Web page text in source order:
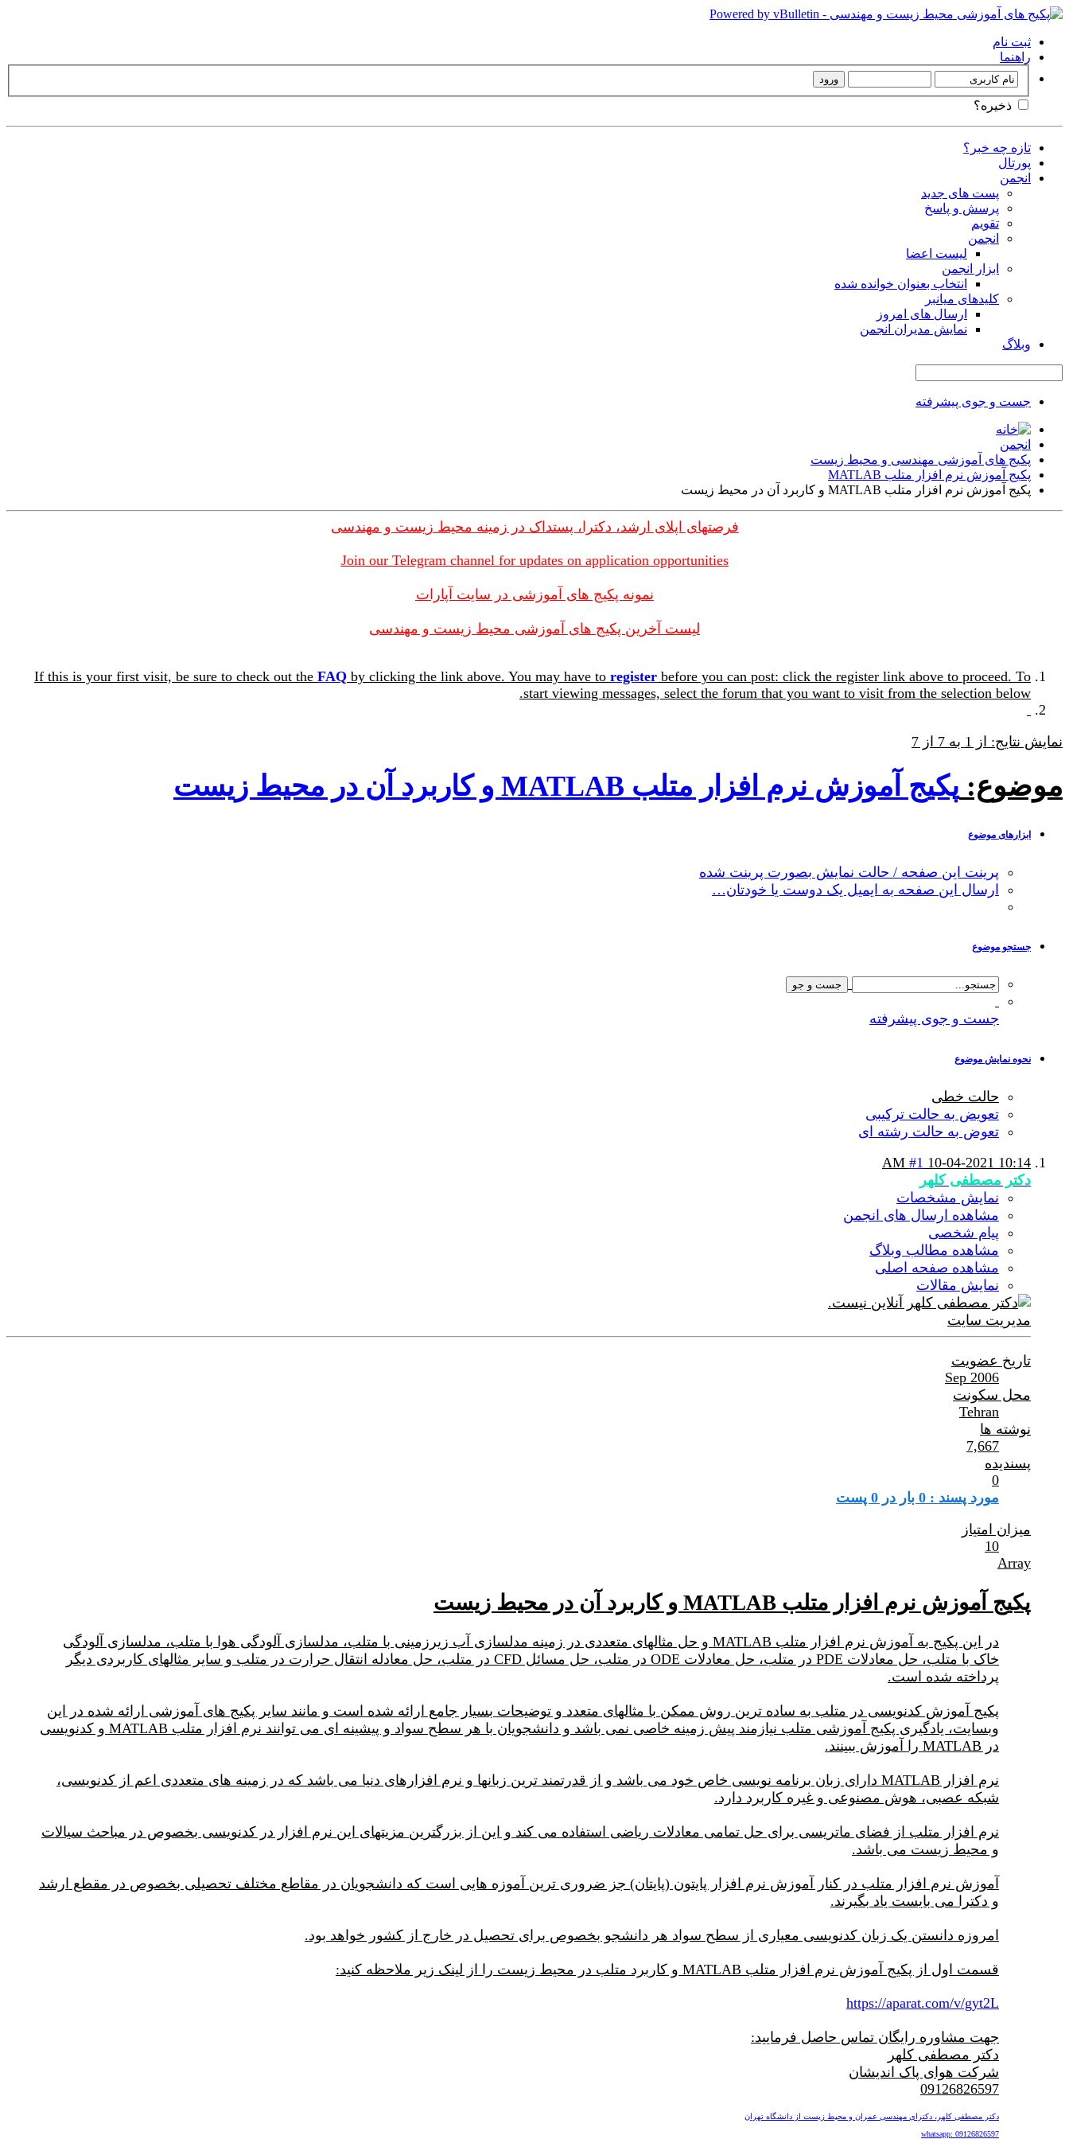
ثبت نام
راهنما
ذخیره؟
تازه چه خبر؟
پورتال
انجمن
پست های جدید
پرسش و پاسخ
تقویم
انجمن
لیست اعضا
ابزار انجمن
انتخاب بعنوان خوانده شده
کلیدهای میانبر
ارسال های امروز
نمایش مدیران انجمن
وبلاگ
جست و جوی پیشرفته
انجمن
پکیج های آموزشی مهندسی و محیط زیست
پکیج آموزش نرم افزار متلب MATLAB
پکیج آموزش نرم افزار متلب MATLAB و کاربرد آن در محیط زیست
فرصتهای اپلای ارشد، دکترا، پستداک در زمینه محیط زیست و مهندسی
Join our Telegram channel for updates on application opportunities
نمونه پکیج های آموزشی در سایت آپارات
لیست آخرین پکیج های آموزشی محیط زیست و مهندسی
If this is your first visit, be sure to check out the FAQ by clicking the link above. You may have to register before you can post: click the register link above to proceed. To
start viewing messages, select the forum that you want to visit from the selection below.
نمایش نتایج: از 1 به 7 از 7
موضوع: پکیج آموزش نرم افزار متلب MATLAB و کاربرد آن در محیط زیست
ابزارهای موضوع
پرینت این صفحه / حالت نمایش بصورت پرینت شده
ارسال این صفحه به ایمیل یک دوست یا خودتان…
جستجو موضوع
جست و جوی پیشرفته
نحوه نمایش موضوع
حالت خطی
تعویض به حالت ترکیبی
تعوض به حالت رشته ای
10-04-2021 10:14 AM
#1
دکتر مصطفی کلهر
نمایش مشخصات
مشاهده ارسال های انجمن
پیام شخصی
مشاهده مطالب وبلاگ
مشاهده صفحه اصلی
نمایش مقالات
مدیریت سایت
تاریخ عضویت
Sep 2006
محل سکونت
Tehran
نوشته ها
7,667
پسندیده
0
مورد پسند : 0 بار در 0 پست
میزان امتیاز
10
Array
پکیج آموزش نرم افزار متلب MATLAB و کاربرد آن در محیط زیست
در این پکیج به آموزش نرم افزار متلب MATLAB و حل مثالهای متعددی در زمینه مدلسازی آب زیرزمینی با متلب، مدلسازی آلودگی هوا با متلب، مدلسازی آلودگی
خاک با متلب، حل معادلات PDE در متلب، حل معادلات ODE در متلب، حل مسائل CFD در متلب، حل معادله انتقال حرارت در متلب و سایر مثالهای کاربردی دیگر
پرداخته شده است.
پکیج آموزش کدنویسی در متلب به ساده ترین روش ممکن با مثالهای متعدد و توضیحات بسیار جامع ارائه شده است و مانند سایر پکیج های آموزشی ارائه شده در این
وبسایت، یادگیری پکیج آموزشی متلب نیازمند پیش زمینه خاصی نمی باشد و دانشجویان با هر سطح سواد و پیشینه ای می توانند نرم افزار متلب MATLAB و کدنویسی
در MATLAB را آموزش ببینند.
نرم افزار MATLAB دارای زبان برنامه نویسی خاص خود می باشد و از قدرتمند ترین زبانها و نرم افزارهای دنیا می باشد که در زمینه های متعددی اعم از کدنویسی،
شبکه عصبی، هوش مصنوعی و غیره کاربرد دارد.
نرم افزار متلب از فضای ماتریسی برای حل تمامی معادلات ریاضی استفاده می کند و این از بزرگترین مزیتهای این نرم افزار در کدنویسی بخصوص در مباحث سیالات
و محیط زیست می باشد.
آموزش نرم افزار متلب در کنار آموزش نرم افزار پایتون (پایتان) جز ضروری ترین آموزه هایی است که دانشجویان در مقاطع مختلف تحصیلی بخصوص در مقطع ارشد
و دکترا می بایست یاد بگیرند.
امروزه دانستن یک زبان کدنویسی معیاری از سطح سواد هر دانشجو بخصوص برای تحصیل در خارج از کشور خواهد بود.
قسمت اول از پکیج آموزش نرم افزار متلب MATLAB و کاربرد متلب در محیط زیست را از لینک زیر ملاحظه کنید:
https://aparat.com/v/gyt2L
جهت مشاوره رایگان تماس حاصل فرمایید:
دکتر مصطفی کلهر
شرکت هوای پاک اندیشان
09126826597
دکتر مصطفی کلهر، دکترای مهندسی عمران و محیط زیست از دانشگاه تهران
whatsapp: 09126826597